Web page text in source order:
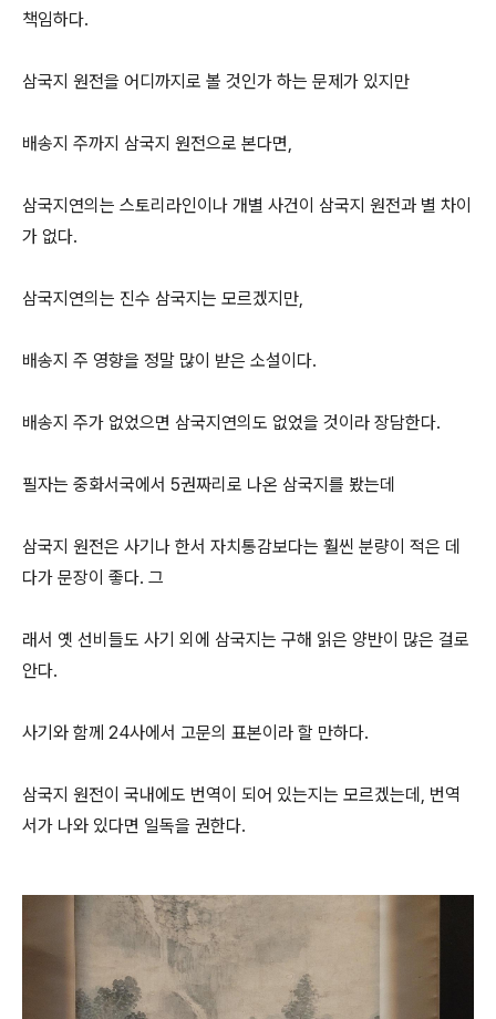
책임하다.
삼국지 원전을 어디까지로 볼 것인가 하는 문제가 있지만
배송지 주까지 삼국지 원전으로 본다면,
삼국지연의는 스토리라인이나 개별 사건이 삼국지 원전과 별 차이
가 없다.
삼국지연의는 진수 삼국지는 모르겠지만,
배송지 주 영향을 정말 많이 받은 소설이다.
배송지 주가 없었으면 삼국지연의도 없었을 것이라 장담한다.
필자는 중화서국에서 5권짜리로 나온 삼국지를 봤는데
삼국지 원전은 사기나 한서 자치통감보다는 훨씬 분량이 적은 데
다가 문장이 좋다. 그
래서 옛 선비들도 사기 외에 삼국지는 구해 읽은 양반이 많은 걸로
안다.
사기와 함께 24사에서 고문의 표본이라 할 만하다.
삼국지 원전이 국내에도 번역이 되어 있는지는 모르겠는데, 번역
서가 나와 있다면 일독을 권한다.